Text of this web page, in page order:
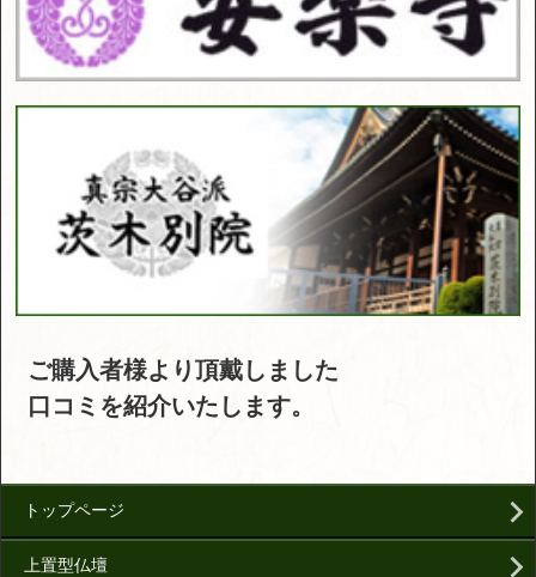
ご購入者様より頂戴しました
口コミを紹介いたします。
トップページ
上置型仏壇